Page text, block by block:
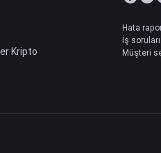
Kripto
Hata
İş
Müşteri